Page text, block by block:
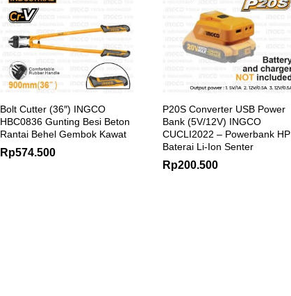
Bolt Cutter (36″) INGCO
HBC0836 Gunting Besi Beton
Rantai Behel Gembok Kawat
Rp574.500
P20S Converter USB Power
Bank (5V/12V) INGCO
CUCLI2022 – Powerbank HP
Baterai Li-Ion Senter
Rp200.500